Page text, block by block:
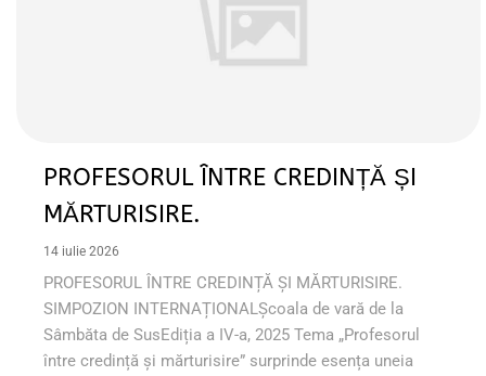
PROFESORUL ÎNTRE CREDINȚĂ ȘI
MĂRTURISIRE.
14 iulie 2026
PROFESORUL ÎNTRE CREDINȚĂ ȘI MĂRTURISIRE.
SIMPOZION INTERNAȚIONALȘcoala de vară de la
Sâmbăta de SusEdiția a IV-a, 2025 Tema „Profesorul
între credință și mărturisire” surprinde esența uneia